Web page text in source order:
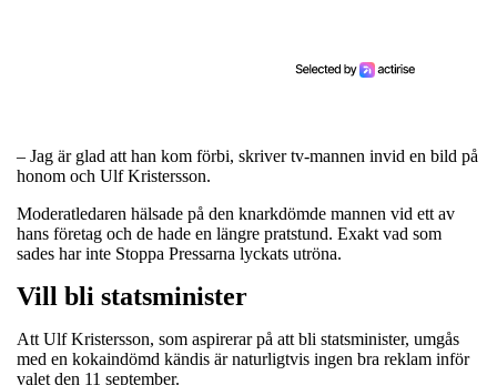
– Jag är glad att han kom förbi, skriver tv-mannen invid en bild på
honom och Ulf Kristersson.
Moderatledaren hälsade på den knarkdömde mannen vid ett av
hans företag och de hade en längre pratstund. Exakt vad som
sades har inte Stoppa Pressarna lyckats utröna.
Vill bli statsminister
Att Ulf Kristersson, som aspirerar på att bli statsminister, umgås
med en kokaindömd kändis är naturligtvis ingen bra reklam inför
valet den 11 september.